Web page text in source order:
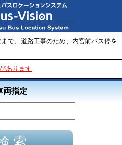
まで、道路工事のため、内宮前バス停を
あります
両指定